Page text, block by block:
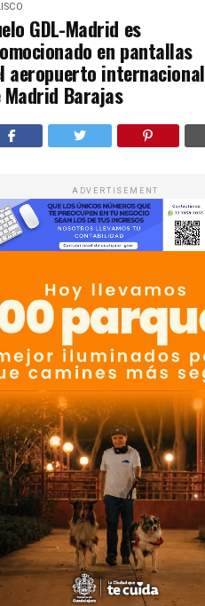
GDL-Madrid es
en pantallas
aeropuerto internacional
Madrid Barajas
ADVERTISEMENT